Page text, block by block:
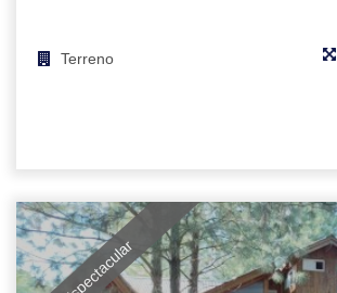
Terreno
Espectacular